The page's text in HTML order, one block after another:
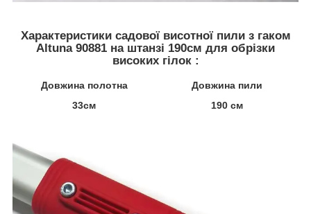
Характеристики садової висотної пили з гаком
Altuna 90881 на штанзі 190см для обрізки
високих гілок :
Довжина полотна
Довжина пили
33см
190 см